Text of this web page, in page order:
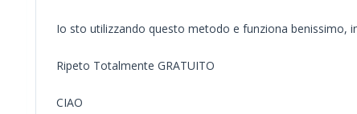
Io sto utilizzando questo metodo e funziona benissimo,
Ripeto Totalmente GRATUITO
CIAO